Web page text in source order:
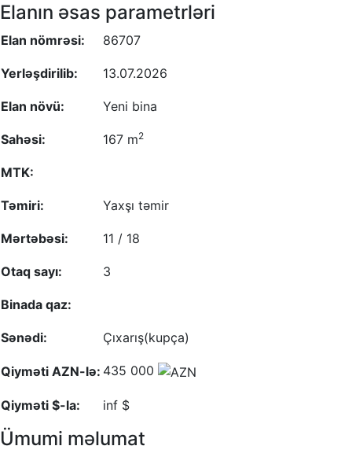
Elanın əsas parametrləri
Elan nömrəsi: 86707
Yerləşdirilib: 13.07.2026
Elan növü: Yeni bina
Sahəsi: 167 m2
MTK:
Təmiri: Yaxşı təmir
Mərtəbəsi: 11 / 18
Otaq sayı: 3
Binada qaz:
Sənədi: Çıxarış(kupça)
Qiyməti AZN-lə: 435 000
Qiyməti $-la: inf $
Ümumi məlumat